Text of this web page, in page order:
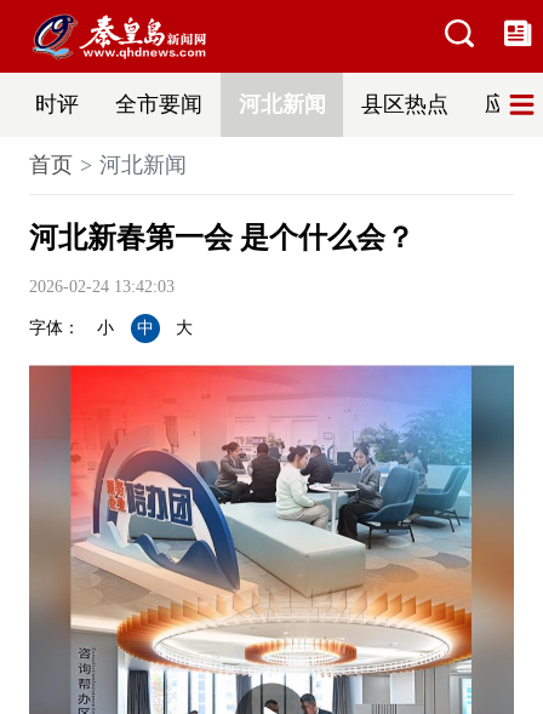
时评 全市要闻 河北新闻 县区热点 应急
首页 河北新闻
河北新春第一会 是个什么会？
2026-02-24 13:42:03
字体： 小 中 大